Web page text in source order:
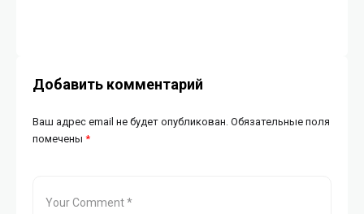
Добавить комментарий
Ваш адрес email не будет опубликован. Обязательные поля
помечены *